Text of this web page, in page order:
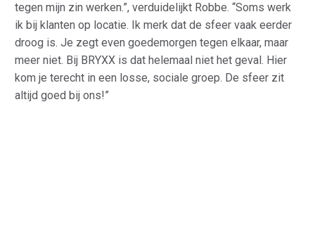
tegen mijn zin werken.”, verduidelijkt Robbe. “Soms werk
ik bij klanten op locatie. Ik merk dat de sfeer vaak eerder
droog is. Je zegt even goedemorgen tegen elkaar, maar
meer niet. Bij BRYXX is dat helemaal niet het geval. Hier
kom je terecht in een losse, sociale groep. De sfeer zit
altijd goed bij ons!”